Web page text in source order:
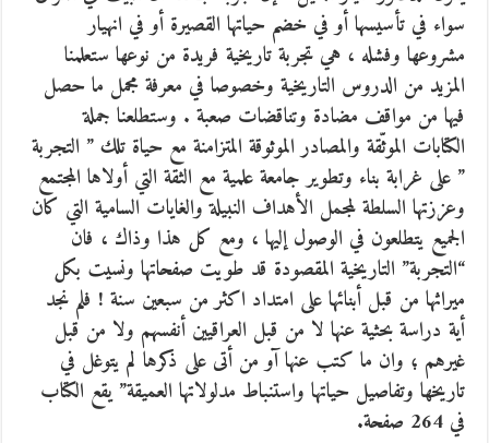
سواء في تأسيسها أو في خضم حياتها القصيرة أو في انهيار
مشروعها وفشله ، هي تجربة تاريخية فريدة من نوعها ستعلمنا
المزيد من الدروس التاريخية وخصوصا في معرفة مجمل ما حصل
فيها من مواقف مضادة وتناقضات صعبة . وستطلعنا جملة
الكتابات الموثّقة والمصادر الموثوقة المتزامنة مع حياة تلك ” التجربة
” على غرابة بناء وتطوير جامعة علمية مع الثقة التي أولاها المجتمع
وعززتها السلطة لمجمل الأهداف النبيلة والغايات السامية التي كان
الجميع يتطلعون في الوصول إليها ، ومع كل هذا وذاك ، فان
“التجربة” التاريخية المقصودة قد طويت صفحاتها ونسيت بكل
ميراثها من قبل أبنائها على امتداد اكثر من سبعين سنة ! فلم نجد
أية دراسة بحثية عنها لا من قبل العراقيين أنفسهم ولا من قبل
غيرهم ؛ وان ما كتب عنها آو من أتى على ذكرها لم يتوغل في
تاريخها وتفاصيل حياتها واستنباط مدلولاتها العميقة” يقع الكتاب
في 264 صفحة.